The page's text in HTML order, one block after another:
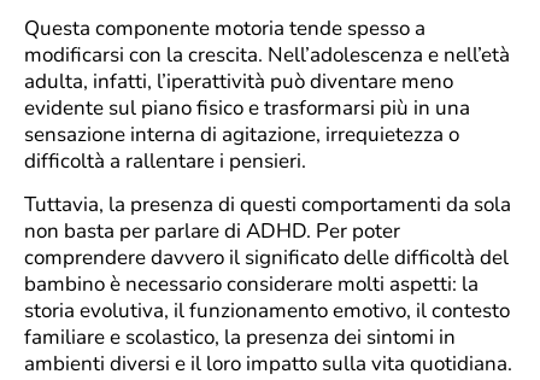
Questa componente motoria tende spesso a
modificarsi con la crescita. Nell’adolescenza e nell’età
adulta, infatti, l’iperattività può diventare meno
evidente sul piano fisico e trasformarsi più in una
sensazione interna di agitazione, irrequietezza o
difficoltà a rallentare i pensieri.
Tuttavia, la presenza di questi comportamenti da sola
non basta per parlare di ADHD. Per poter
comprendere davvero il significato delle difficoltà del
bambino è necessario considerare molti aspetti: la
storia evolutiva, il funzionamento emotivo, il contesto
familiare e scolastico, la presenza dei sintomi in
ambienti diversi e il loro impatto sulla vita quotidiana.